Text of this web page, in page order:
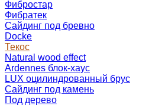
Фибростар
Фибратек
Сайдинг под бревно
Docke
Текос
Natural wood effect
Ardennes блок-хаус
LUX оцилиндрованный брус
Сайдинг под камень
Под дерево